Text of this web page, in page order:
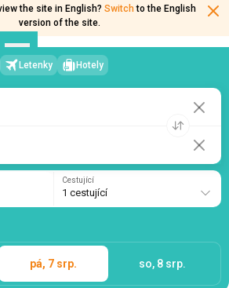
the site in English? Switch to the English
version of the site.
Letenky Hotely
Cestující
1 cestující
pá, 7 srp. so, 8 srp.